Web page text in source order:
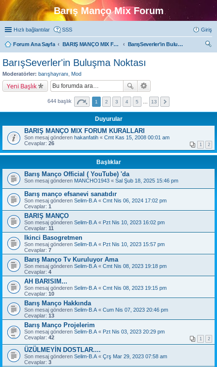
Barış Manço Mix Forum
Hızlı bağlantılar SSS Giriş
Forum Ana Sayfa BARIŞ MANÇO MIX FORUMLARI
BarışSeverler'in Buluşma Noktası
BarışSeverler'in Buluşma Noktası
Moderatörler: barışhayranı Mod
Yeni Başlık
644 başlık 1 2 3 4 5 13
Duyurular
BARIŞ MANÇO MIX FORUM KURALLARI
Son mesaj gönderen hakanfatih « Cmt Kas 15, 2008 00:01 am
Cevaplar: 26 1 2
Başlıklar
Barış Manço Official ( YouTube) 'da
Son mesaj gönderen MANCHO1943 « Sal Şub 18, 2025 15:46 pm
Barış manço efsanevi sanatıdır
Son mesaj gönderen Selim-B.A « Cmt Nis 06, 2024 17:02 pm
Cevaplar: 1
BARIŞ MANÇO
Son mesaj gönderen Selim-B.A « Pzt Nis 10, 2023 16:02 pm
Cevaplar: 11
Ikinci Basogretmen
Son mesaj gönderen Selim-B.A « Pzt Nis 10, 2023 15:57 pm
Cevaplar: 7
Barış Manço Tv Kuruluyor Ama
Son mesaj gönderen Selim-B.A « Cmt Nis 08, 2023 19:18 pm
Cevaplar: 4
AH BARISIM...
Son mesaj gönderen Selim-B.A « Cmt Nis 08, 2023 19:15 pm
Cevaplar: 10
Barış Manço Hakkında
Son mesaj gönderen Selim-B.A « Cum Nis 07, 2023 20:46 pm
Cevaplar: 13
Barış Manço Projelerim
Son mesaj gönderen Selim-B.A « Pzt Nis 03, 2023 20:29 pm
Cevaplar: 42 1 2
ÜZÜLMEYİN DOSTLAR....
Son mesaj gönderen Selim-B.A « Çrş Mar 29, 2023 07:58 am
Cevaplar: 3